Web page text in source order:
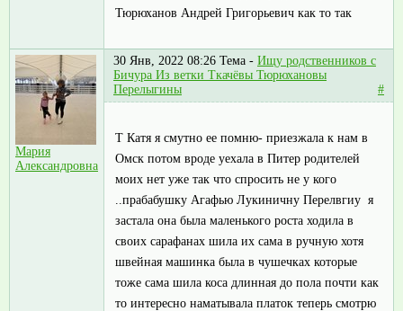
Тюрюханов Андрей Григорьевич как то так
Мария
Александровна
30 Янв, 2022 08:26 Тема - Ищу родственников с
Бичура Из ветки Ткачёвы Тюрюхановы
Перелыгины
#
Т Катя я смутно ее помню- приезжала к нам в
Омск потом вроде уехала в Питер родителей
моих нет уже так что спросить не у кого
..прабабушку Агафью Лукиничну Перелвгиу я
застала она была маленького роста ходила в
своих сарафанах шила их сама в ручную хотя
швейная машинка была в чушечках которые
тоже сама шила коса длинная до пола почти как
то интересно наматывала платок теперь смотрю